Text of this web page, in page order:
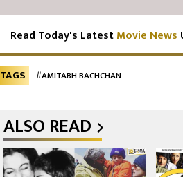
Read Today's LatestMovie News
TAGS #AMITABH BACHCHAN
ALSO READ